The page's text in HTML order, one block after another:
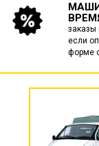
заказы
если
форме